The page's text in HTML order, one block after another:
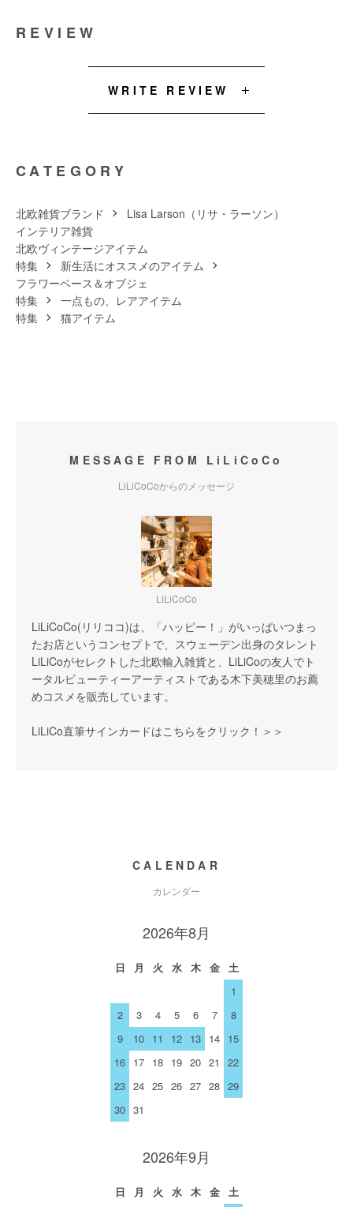
REVIEW
WRITE REVIEW
CATEGORY
北欧雑貨ブランド
Lisa Larson（リサ・ラーソン）
インテリア雑貨
北欧ヴィンテージアイテム
特集
新生活にオススメのアイテム
フラワーベース＆オブジェ
特集
一点もの、レアアイテム
特集
猫アイテム
MESSAGE FROM LiLiCoCo
LiLiCoCoからのメッセージ
LiLiCoCo
LiLiCoCo(リリココ)は、「ハッピー！」がいっぱいつまっ
たお店というコンセプトで、スウェーデン出身のタレント
LiLiCoがセレクトした北欧輸入雑貨と、LiLiCoの友人でト
ータルビューティーアーティストである木下美穂里のお薦
めコスメを販売しています。
LiLiCo直筆サインカードはこちらをクリック！＞＞
CALENDAR
カレンダー
2026年8月
日 月 火 水 木 金
土
1
2
3 4 5 6 7
8
9
10 11 12 13 14 15
16 17 18 19 20 21
22
23 24 25 26 27 28 29
30 31
2026年9月
日 月 火 水 木 金
土